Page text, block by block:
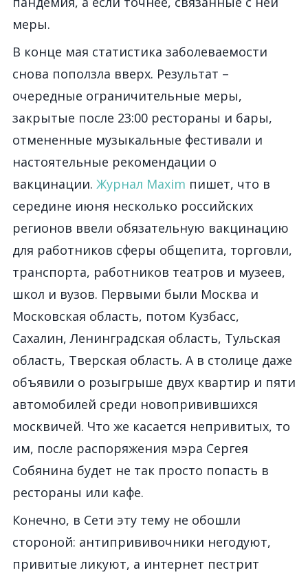
меры.
В конце мая статистика заболеваемости
снова поползла вверх. Результат –
очередные ограничительные меры,
закрытые после 23:00 рестораны и бары,
отмененные музыкальные фестивали и
настоятельные рекомендации о
вакцинации. Журнал Maxim пишет, что в
середине июня несколько российских
регионов ввели обязательную вакцинацию
для работников сферы общепита, торговли,
транспорта, работников театров и музеев,
школ и вузов. Первыми были Москва и
Московская область, потом Кузбасс,
Сахалин, Ленинградская область, Тульская
область, Тверская область. А в столице даже
объявили о розыгрыше двух квартир и пяти
автомобилей среди новопривившихся
москвичей. Что же касается непривитых, то
им, после распоряжения мэра Сергея
Собянина будет не так просто попасть в
рестораны или кафе.
Конечно, в Сети эту тему не обошли
стороной: антипрививочники негодуют,
привитые ликуют, а интернет пестрит